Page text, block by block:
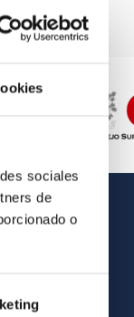
sociales
de
o
OTHER LINKS